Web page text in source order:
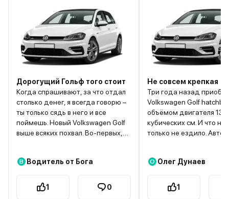
Дорогущий Гольф того стоит
Когда спрашивают, за что отдал
столько денег, я всегда говорю –
ты только сядь в него и все
поймешь. Новый Volkswagen Golf
выше всяких похвал. Во-первых,
внешне по-спортивному
заниженный, но при этом с
достойным клиренсом, как для
В Водитель от Бога
1 0
Не совсем крепкая
Три года назад
Volkswagen Golf
объёмом двигателя
кубических см. И что на
только не ездило.
квартиры и дачи в
квартиру. Купили мы наш
«Гольфик» в салоне в
О Олег Дунаев
1